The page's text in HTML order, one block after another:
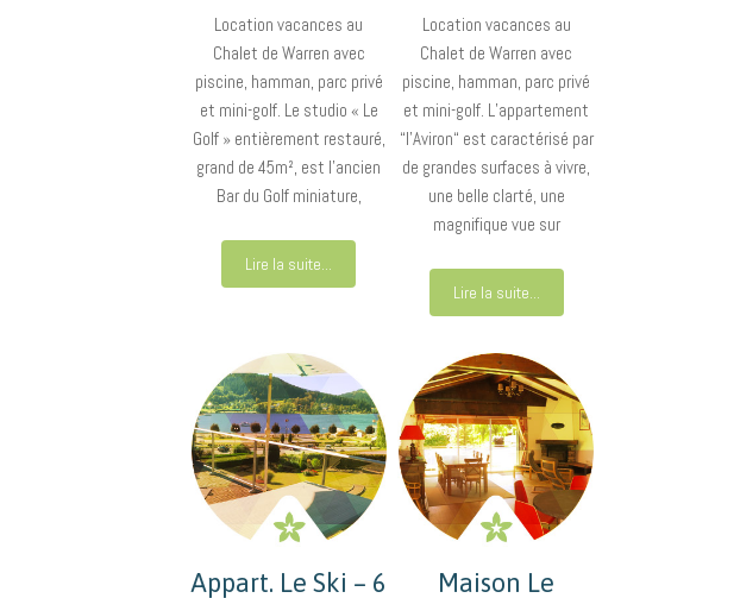
Location vacances au
Chalet de Warren avec
piscine, hamman, parc privé
et mini-golf. Le studio « Le
Golf » entièrement restauré,
grand de 45m², est l’ancien
Bar du Golf miniature,
Lire la suite...
Location vacances au
Chalet de Warren avec
piscine, hamman, parc privé
et mini-golf. L’appartement
“l’Aviron“ est caractérisé par
de grandes surfaces à vivre,
une belle clarté, une
magnifique vue sur
Lire la suite...
Appart. Le Ski – 6
Maison Le